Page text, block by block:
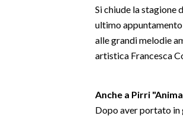
Si chiude la stagione
ultimo
alle grandi melodie
artistica Francesca
Anche a Pirri
Dopo aver portato